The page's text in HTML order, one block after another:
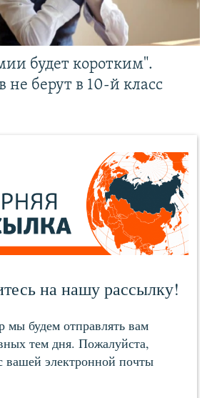
будет коротким".
берут в 10-й класс